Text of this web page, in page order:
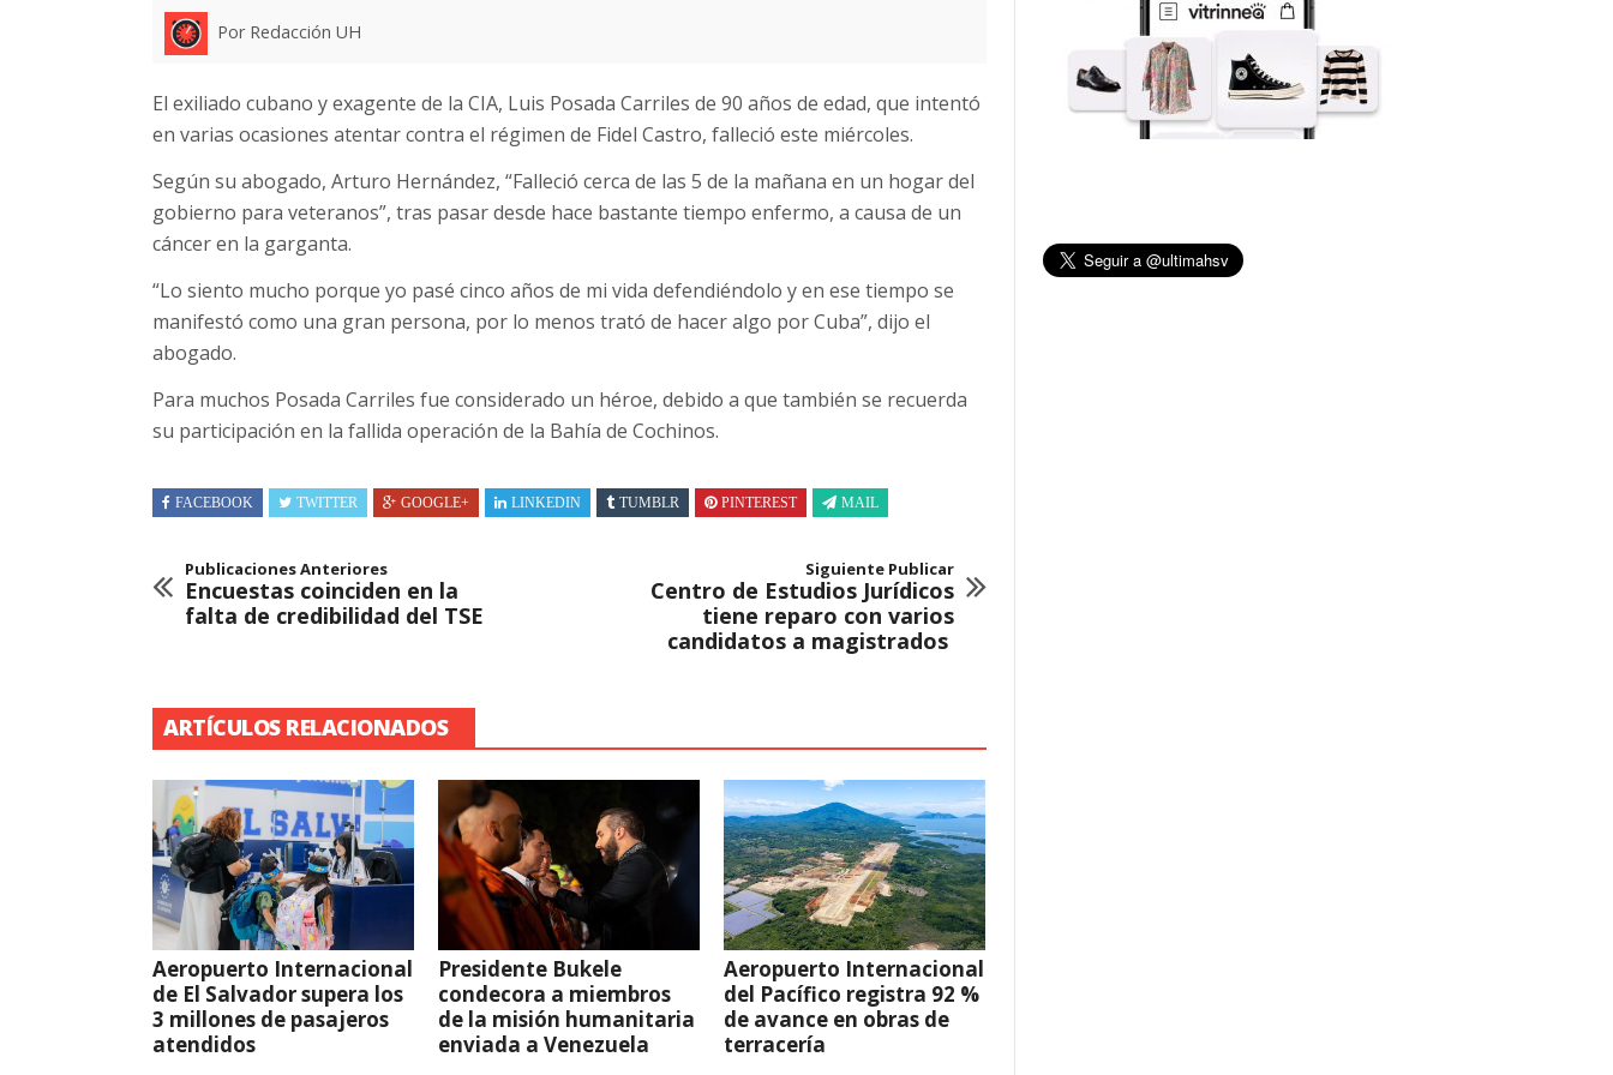
Por Redacción UH
El exiliado cubano y exagente de la CIA, Luis Posada Carriles de 90 años de edad, que intentó
en varias ocasiones atentar contra el régimen de Fidel Castro, falleció este miércoles.
Según su abogado, Arturo Hernández, “Falleció cerca de las 5 de la mañana en un hogar del
gobierno para veteranos”, tras pasar desde hace bastante tiempo enfermo, a causa de un
cáncer en la garganta.
“Lo siento mucho porque yo pasé cinco años de mi vida defendiéndolo y en ese tiempo se
manifestó como una gran persona, por lo menos trató de hacer algo por Cuba”, dijo el
abogado.
Para muchos Posada Carriles fue considerado un héroe, debido a que también se recuerda
su participación en la fallida operación de la Bahía de Cochinos.
FACEBOOK TWITTER GOOGLE+ LINKEDIN TUMBLR PINTEREST MAIL
Publicaciones Anteriores
Encuestas coinciden en la
falta de credibilidad del TSE
Siguiente Publicar
Centro de Estudios Jurídicos
tiene reparo con varios
candidatos a magistrados
ARTÍCULOS RELACIONADOS
Aeropuerto Internacional
de El Salvador supera los
3 millones de pasajeros
atendidos
Presidente Bukele
condecora a miembros
de la misión humanitaria
enviada a Venezuela
Aeropuerto Internacional
del Pacífico registra 92 %
de avance en obras de
terracería